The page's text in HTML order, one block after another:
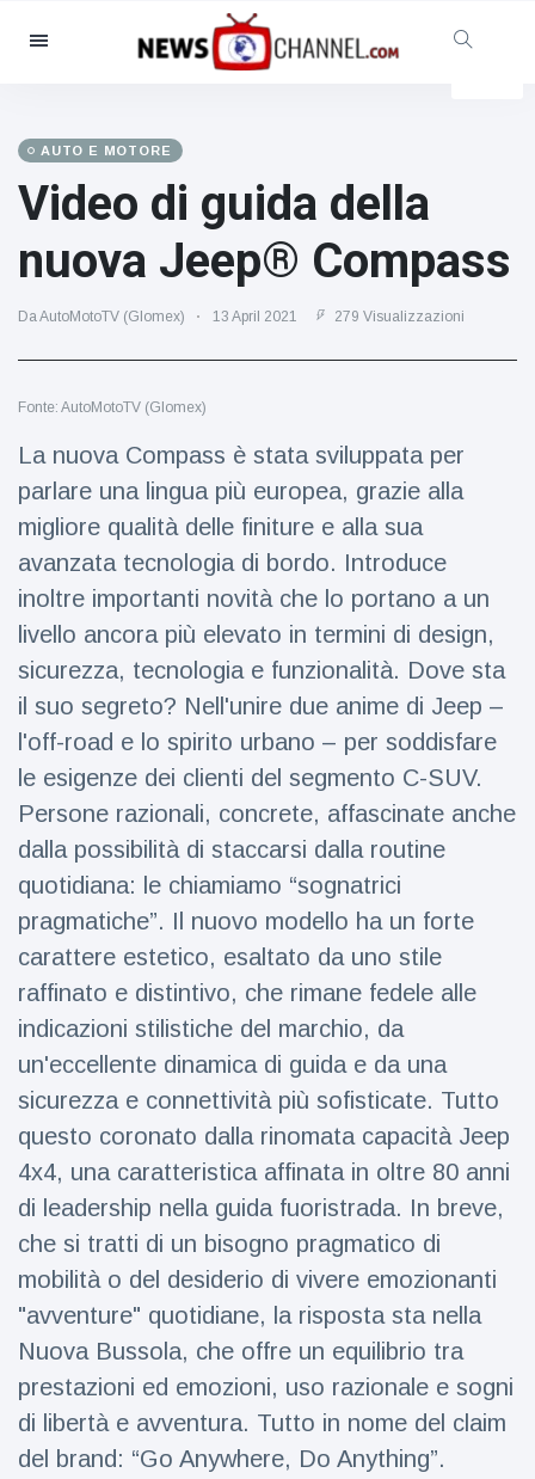
Categorie
Sociale e divertimento
Cinema e TV
(81)
(237)
Celebrità
(13938)
Moda e bellezza
(122)
Stile di vita
(121)
Viaggi e avventura
Ultime notizie
Dylan
Barbara
Palvin
rivelano di
aspettare
una
bambina
15 July
50
Visualizzazioni
Millie Bobby
Brown
incoraggia
sua figlia ad
essere
creativa
15 July
72
Visualizzazioni
Anne
Hathaway
Tom
Holland 'il
figlio dei
sogni’
14 July
Visualizzazioni
AUTO E MOTORE
Video di guida della
nuova Jeep® Compass
Da AutoMotoTV (Glomex) 13 April 2021 279 Visualizzazioni
Fonte: AutoMotoTV (Glomex)
La nuova Compass è stata sviluppata per
parlare una lingua più europea, grazie alla
migliore qualità delle finiture e alla sua
avanzata tecnologia di bordo. Introduce
inoltre importanti novità che lo portano a un
livello ancora più elevato in termini di design,
sicurezza, tecnologia e funzionalità. Dove sta
il suo segreto? Nell'unire due anime di Jeep –
l'off-road e lo spirito urbano – per soddisfare
le esigenze dei clienti del segmento C-SUV.
Persone razionali, concrete, affascinate anche
dalla possibilità di staccarsi dalla routine
quotidiana: le chiamiamo “sognatrici
pragmatiche”. Il nuovo modello ha un forte
carattere estetico, esaltato da uno stile
raffinato e distintivo, che rimane fedele alle
indicazioni stilistiche del marchio, da
un'eccellente dinamica di guida e da una
sicurezza e connettività più sofisticate. Tutto
questo coronato dalla rinomata capacità Jeep
4x4, una caratteristica affinata in oltre 80 anni
di leadership nella guida fuoristrada. In breve,
che si tratti di un bisogno pragmatico di
mobilità o del desiderio di vivere emozionanti
"avventure" quotidiane, la risposta sta nella
Nuova Bussola, che offre un equilibrio tra
prestazioni ed emozioni, uso razionale e sogni
di libertà e avventura. Tutto in nome del claim
del brand: “Go Anywhere, Do Anything”.